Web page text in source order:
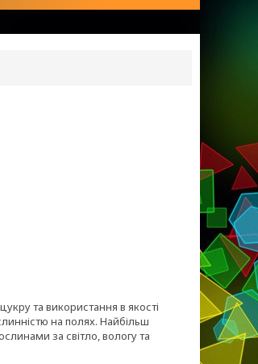
та використання в якості
на полях. Найбільш
за світло, вологу та